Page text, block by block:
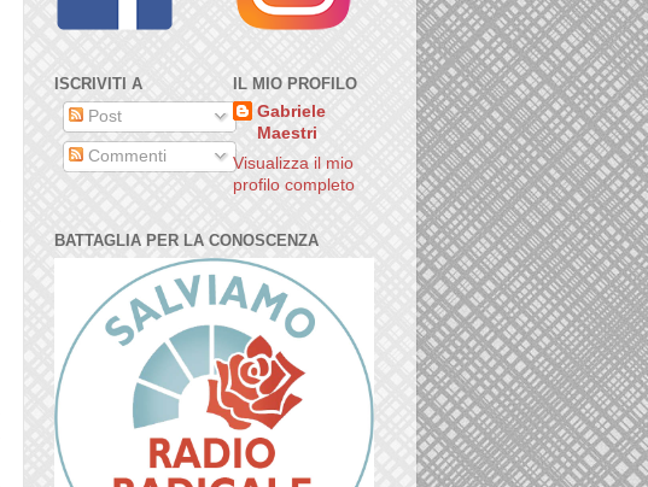
ISCRIVITI A
Post
Commenti
IL MIO PROFILO
Gabriele
Maestri
Visualizza il mio
profilo completo
BATTAGLIA PER LA CONOSCENZA